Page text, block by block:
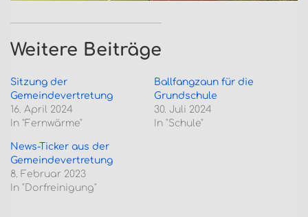
Weitere Beiträge
Sitzung der
Gemeindevertretung
16. April 2024
In "Fernwärme"
Ballfangzaun für die
Grundschule
30. Juli 2024
In "Schule"
News-Ticker aus der
Gemeindevertretung
8. Februar 2023
In "Dorfreinigung"